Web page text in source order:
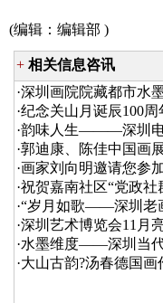
(编辑： 编辑部 )
+ 相关信息咨讯
·深圳画院院藏都市水
·纪念关山月诞辰100
·韵味人生———深圳电
·郭迪康、陈佳中国画
·画家刘向明邀请您参
·祝贺嘉南社区“党政
·“岁月如歌——深圳老
·深圳艺术博览会11月
·水墨维度——深圳当
·大山古韵?汤春德国画